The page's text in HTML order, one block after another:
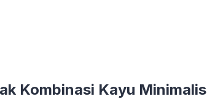
Kombinasi Kayu Minimalis